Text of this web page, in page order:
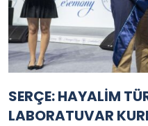
SERÇE: HAYALİM
LABORATUVAR